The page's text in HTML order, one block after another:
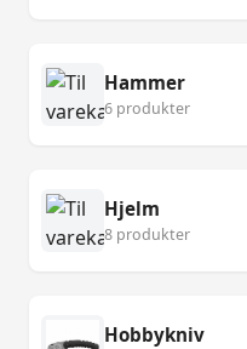
Hammer
6 produkter
Hjelm
8 produkter
Hobbykniv